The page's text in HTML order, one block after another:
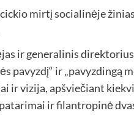
mirtį socialinėje
ir generalinis
pavyzdį“ ir „pavyzdingą
ir vizija, apšviečiant
ir filantropinė